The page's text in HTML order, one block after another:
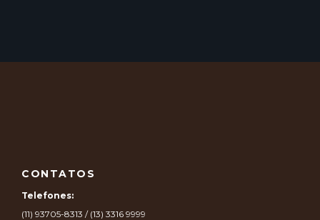
CONTATOS
Telefones:
(11) 93705-8313 / (13) 3316 9999